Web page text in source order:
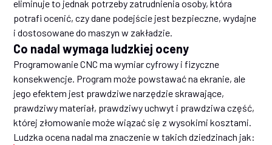
eliminuje to jednak potrzeby zatrudnienia osoby, która
potrafi ocenić, czy dane podejście jest bezpieczne, wydajne
i dostosowane do maszyn w zakładzie.
Co nadal wymaga ludzkiej oceny
Programowanie CNC ma wymiar cyfrowy i fizyczne
konsekwencje. Program może powstawać na ekranie, ale
jego efektem jest prawdziwe narzędzie skrawające,
prawdziwy materiał, prawdziwy uchwyt i prawdziwa część,
której złomowanie może wiązać się z wysokimi kosztami.
Ludzka ocena nadal ma znaczenie w takich dziedzinach jak: